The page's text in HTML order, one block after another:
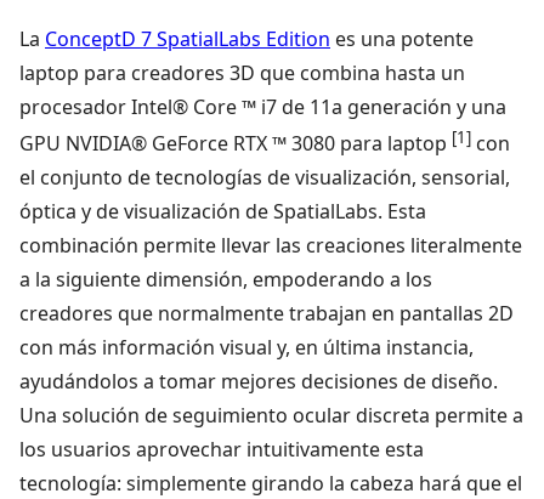
La ConceptD 7 SpatialLabs Edition es una potente
laptop para creadores 3D que combina hasta un
procesador Intel® Core ™ i7 de 11a generación y una
GPU NVIDIA® GeForce RTX ™ 3080 para laptop [1] con
el conjunto de tecnologías de visualización, sensorial,
óptica y de visualización de SpatialLabs. Esta
combinación permite llevar las creaciones literalmente
a la siguiente dimensión, empoderando a los
creadores que normalmente trabajan en pantallas 2D
con más información visual y, en última instancia,
ayudándolos a tomar mejores decisiones de diseño.
Una solución de seguimiento ocular discreta permite a
los usuarios aprovechar intuitivamente esta
tecnología: simplemente girando la cabeza hará que el